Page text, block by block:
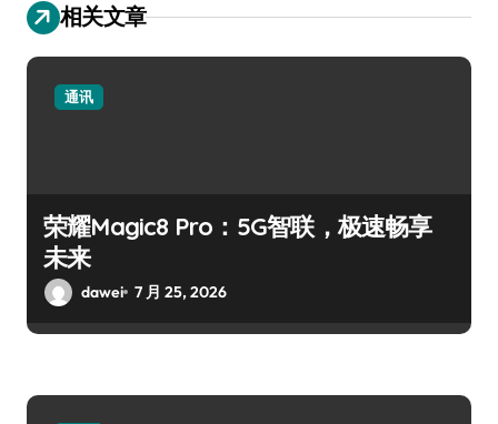
相关文章
通讯
荣耀Magic8 Pro：5G智联，极速畅享
未来
dawei 7 月 25, 2026